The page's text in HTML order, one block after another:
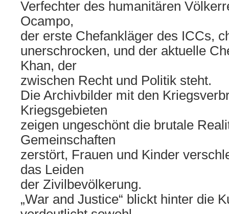
Verfechter des humanitären
Ocampo,
der erste Chefankläger des ICCs,
unerschrocken, und der aktuelle
Khan, der
zwischen Recht und Politik steht.
Die Archivbilder mit den
Kriegsgebieten
zeigen ungeschönt die brutale
Gemeinschaften
zerstört, Frauen und Kinder
das Leiden
der Zivilbevölkerung.
„War and Justice“ blickt hinter die